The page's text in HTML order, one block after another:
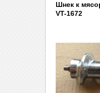
Шнек к
VT-1672